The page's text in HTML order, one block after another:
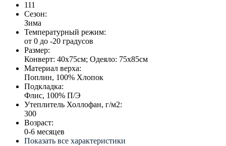
111
Сезон:
Зима
Температурный режим:
от 0 до -20 градусов
Размер:
Конверт: 40х75см; Одеяло: 75х85см
Материал верха:
Поплин, 100% Хлопок
Подкладка:
Флис, 100% П/Э
Утеплитель Холлофан, г/м2:
300
Возраст:
0-6 месяцев
Показать все характеристики